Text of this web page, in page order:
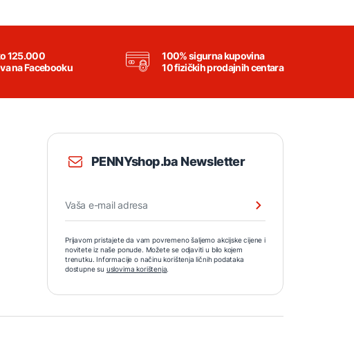
125.000
na Facebooku
100% sigurna kupovina
10 fizičkih prodajnih centara
PENNYshop.ba Newsletter
Prijavom pristajete da vam povremeno šaljemo akcijske cijene i
novitete iz naše ponude. Možete se odjaviti u bilo kojem
trenutku. Informacije o načinu korištenja ličnih podataka
dostupne su uslovima korištenja.